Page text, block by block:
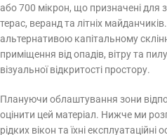
або 700 мікрон, що призначені для
терас, веранд та літніх
альтернативою капітальному
приміщення від опадів, вітру та
візуальної відкритості простору.
Плануючи облаштування зони
оцінити цей матеріал. Нижче ми
рідких вікон та їхні